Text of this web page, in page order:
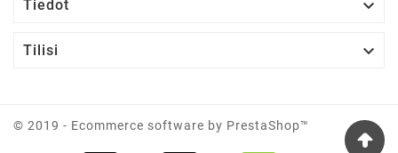
Tiedot 
Tilisi 
© 2019 - Ecommerce software by PrestaShop™